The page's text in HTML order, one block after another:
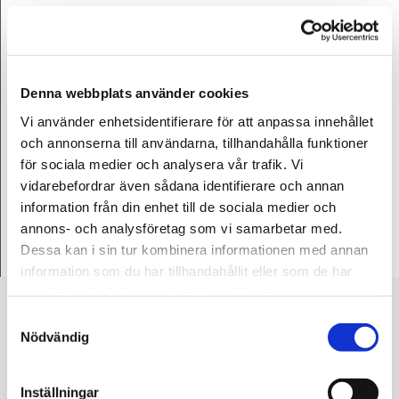
Denna webbplats använder cookies
Vi använder enhetsidentifierare för att anpassa innehållet
och annonserna till användarna, tillhandahålla funktioner
för sociala medier och analysera vår trafik. Vi
vidarebefordrar även sådana identifierare och annan
information från din enhet till de sociala medier och
annons- och analysföretag som vi samarbetar med.
Dessa kan i sin tur kombinera informationen med annan
information som du har tillhandahållit eller som de har
Nödvändig
Inställningar
SÅHÄR GÖR DU FÖR ATT FÅ HJÄLP AV
LOKAL BÄRGNINGSFIRMA I KRISTIANSTAD
Vi är närmast dig, ring Donalds och Lämna